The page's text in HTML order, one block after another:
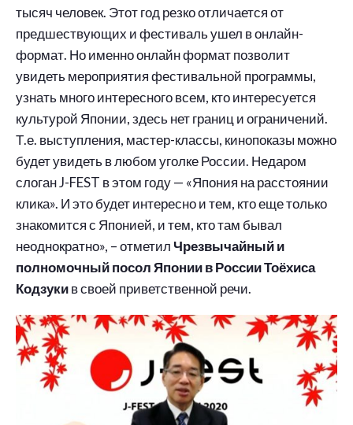
тысяч человек. Этот год резко отличается от
предшествующих и фестиваль ушел в онлайн-
формат. Но именно онлайн формат позволит
увидеть мероприятия фестивальной программы,
узнать много интересного всем, кто интересуется
культурой Японии, здесь нет границ и ограничений.
Т.е. выступления, мастер-классы, кинопоказы можно
будет увидеть в любом уголке России. Недаром
слоган J-FEST в этом году — «Япония на расстоянии
клика». И это будет интересно и тем, кто еще только
знакомится с Японией, и тем, кто там бывал
неоднократно», – отметил Чрезвычайный и
полномочный посол Японии в России Тоёхиса
Кодзукив своей приветственной речи.